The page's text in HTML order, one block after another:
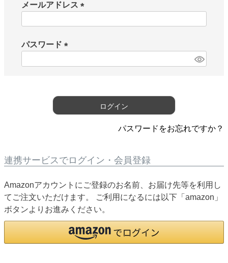
メールアドレス
パスワード
)
ログイン
パスワードをお忘れですか？
連携サービスでログイン・会員登録
Amazonアカウントにご登録のお名前、お届け先等を利用し
てご注文いただけます。 ご利用になるには以下「amazon」
ボタンよりお進みください。